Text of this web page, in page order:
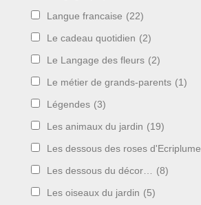
Langue francaise (22)
Le cadeau quotidien (2)
Le Langage des fleurs (2)
Le métier de grands-parents (1)
Légendes (3)
Les animaux du jardin (19)
Les dessous des roses d'Ecriplume
Les dessous du décor… (8)
Les oiseaux du jardin (5)